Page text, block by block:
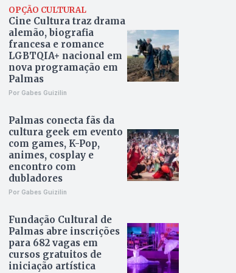
OPÇÃO CULTURAL
Cine Cultura traz drama
alemão, biografia
francesa e romance
LGBTQIA+ nacional em
nova programação em
Palmas
Por Gabes Guizilin
Palmas conecta fãs da
cultura geek em evento
com games, K-Pop,
animes, cosplay e
encontro com
dubladores
Por Gabes Guizilin
Fundação Cultural de
Palmas abre inscrições
para 682 vagas em
cursos gratuitos de
iniciação artística